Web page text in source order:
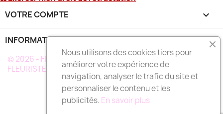
VOTRE COMPTE 
INFORMATIONS keyboard_arrow_down
© 2026 - FLEURS DEUIL MARTINIQUE - UN RÉSEAU DE
FLEURISTE A VOTRE SERVICE EN MARTINIQUE
Nous utilisons des cookies tiers pour
améliorer votre expérience de
navigation, analyser le trafic du site et
personnaliser le contenu et les
publicités. En savoir plus